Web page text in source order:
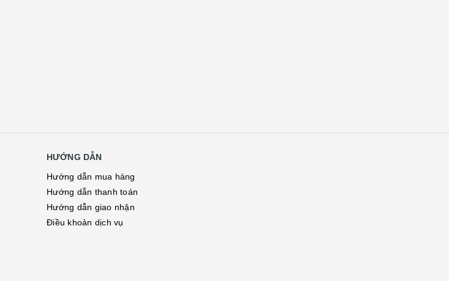
HƯỚNG DẪN
Hướng dẫn mua hàng
Hướng dẫn thanh toán
Hướng dẫn giao nhận
Điều khoản dịch vụ